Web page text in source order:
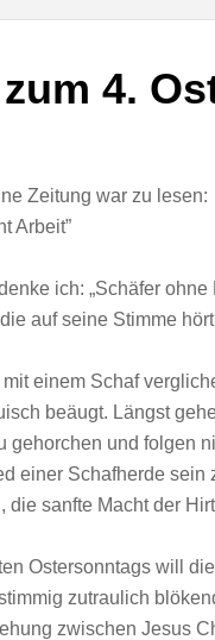
4.
Zeitung war zu lesen:
Arbeit”
ich: „Schäfer
auf seine Stimme
einem Schaf
beäugt. Längst
gehorchen und folgen
einer Schafherde
die sanfte Macht der
Ostersonntags will
zutraulich
zwischen Jesus